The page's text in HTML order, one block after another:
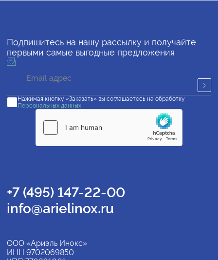
Подпишитесь на нашу рассылку и получайте
первыми самые выгодные предложения
Нажимая кнопку «Заказать» вы соглашаетесь на обработку
Персональных данных
+7 (495) 147-22-00
info@arielinox.ru
ООО «Ариэль Инокс»
ИНН 9702069850